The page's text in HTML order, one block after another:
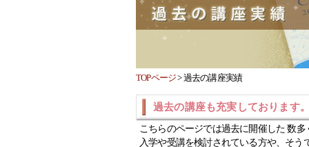
TOPページ>過去の講座実績
過去の講座も充実しております
こちらのページでは過去に開催した 数
入学や受講を検討されている方や、そ